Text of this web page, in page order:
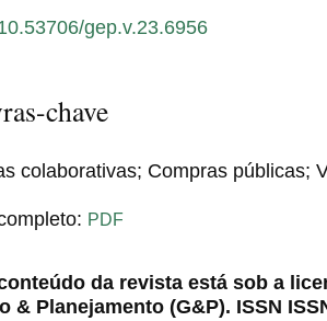
gep.v.23.6956
chave
colaborativas; Compras públicas;
PDF
da revista está sob a
& Planejamento (G&P). ISSN